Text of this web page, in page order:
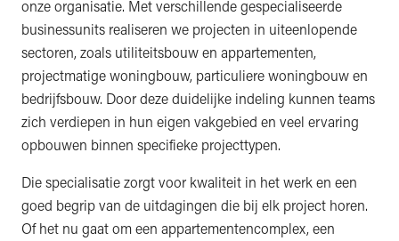
onze organisatie. Met verschillende gespecialiseerde
businessunits realiseren we projecten in uiteenlopende
sectoren, zoals utiliteitsbouw en appartementen,
projectmatige woningbouw, particuliere woningbouw en
bedrijfsbouw. Door deze duidelijke indeling kunnen teams
zich verdiepen in hun eigen vakgebied en veel ervaring
opbouwen binnen specifieke projecttypen.
Die specialisatie zorgt voor kwaliteit in het werk en een
goed begrip van de uitdagingen die bij elk project horen.
Of het nu gaat om een appartementencomplex, een